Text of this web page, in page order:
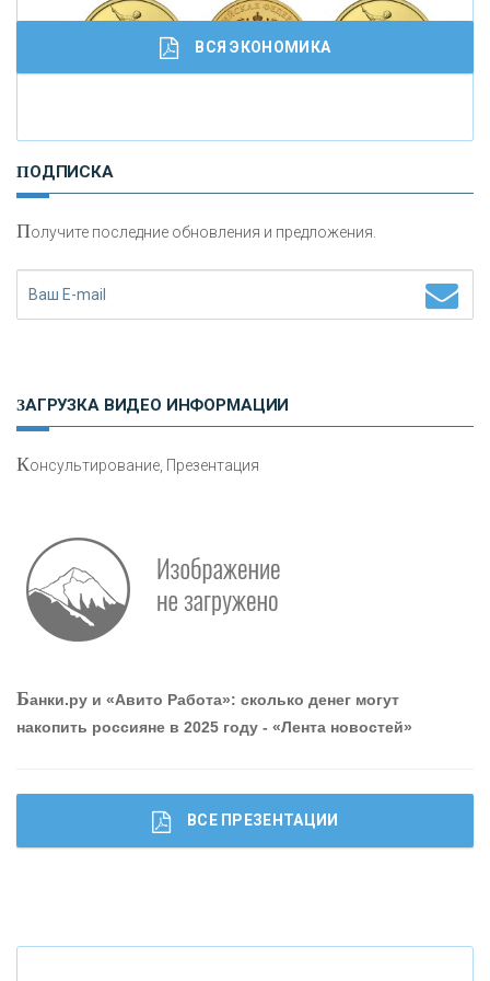
Работа мечты. Что банки делают для того, чтобы
привлечь и удержать персонал - «Интервью»
И
сохранения и увеличения капитала
Что будет с наличными деньгами при цифровом
ВСЯ ЭКОНОМИКА
ПОДПИСКА
Получите последние обновления и предложения.
ЗАГРУЗКА ВИДЕО ИНФОРМАЦИИ
Консультирование, Презентация
Банки.ру и «Авито Работа»: сколько денег могут
накопить россияне в 2025 году - «Лента новостей»
ВСЕ ПРЕЗЕНТАЦИИ